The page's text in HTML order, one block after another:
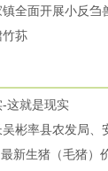
竹荪
这就是现实